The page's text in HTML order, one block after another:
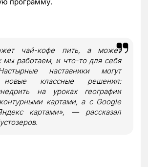
чай-кофе пить, а может
мы работаем, и что-то для себя
наставники могут
новые классные решения:
на уроках географии
картами, а с Google
картами», — рассказал